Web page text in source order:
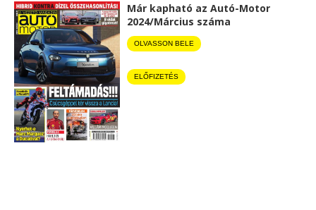
Már kapható az Autó-Motor
2024/Március száma
OLVASSON BELE
ELŐFIZETÉS